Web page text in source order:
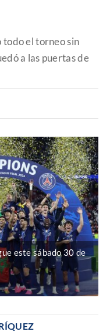
el torneo sin
a las puertas de
este sábado 30 de